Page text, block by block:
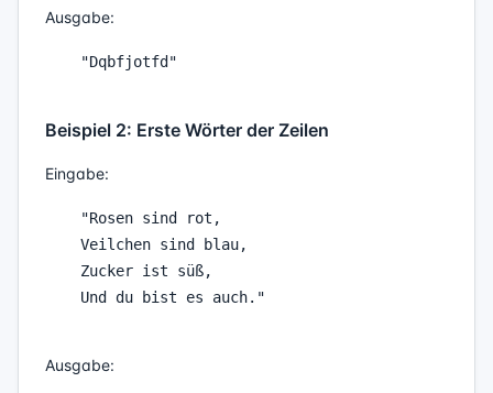
Ausgabe:
    "Dqbfjotfd"
Beispiel 2: Erste Wörter der Zeilen
Eingabe:
    "Rosen sind rot,
    Veilchen sind blau,
    Zucker ist süß,
    Und du bist es auch."
Ausgabe: